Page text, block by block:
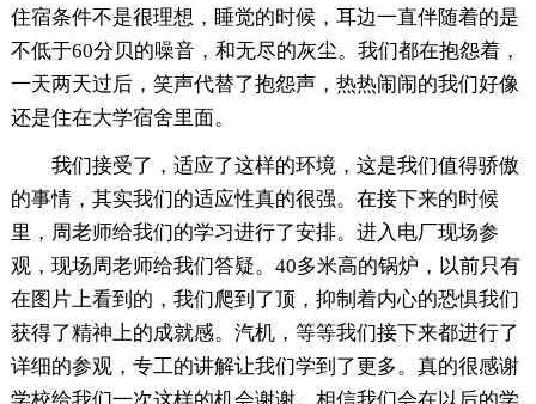
住宿条件不是很理想，睡觉的时候，耳边一直伴随着的是
不低于60分贝的噪音，和无尽的灰尘。我们都在抱怨着，
一天两天过后，笑声代替了抱怨声，热热闹闹的我们好像
还是住在大学宿舍里面。
我们接受了，适应了这样的环境，这是我们值得骄傲
的事情，其实我们的适应性真的很强。在接下来的时候
里，周老师给我们的学习进行了安排。进入电厂现场参
观，现场周老师给我们答疑。40多米高的锅炉，以前只有
在图片上看到的，我们爬到了顶，抑制着内心的恐惧我们
获得了精神上的成就感。汽机，等等我们接下来都进行了
详细的参观，专工的讲解让我们学到了更多。真的很感谢